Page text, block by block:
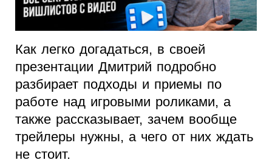
Как легко догадаться, в своей
презентации Дмитрий подробно
разбирает подходы и приемы по
работе над игровыми роликами, а
также рассказывает, зачем вообще
трейлеры нужны, а чего от них ждать
не стоит.